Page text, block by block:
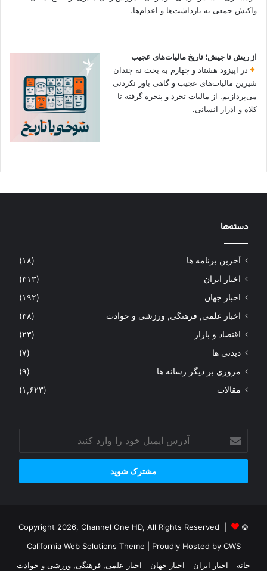
واکنش جمعی به بازداشت‌ها و اعدام‌ها.
از ریش تا جیش؛ تاریخ مالیات‌های عجیب
در اپیزود هشتاد و چهارم به بحث نه چندان
شیرین مالیات‌های عجیب و گاهی باور نکردنی‌
می‌پردازیم. از مالیات تجرد و پنجره گرفته تا
کلاه و ادرار انسانی.
دسته‌ها
آخرین برنامه ها
(۱۸)
اخبار ایران
(۳۱۳)
اخبار جهان
(۱۹۲)
اخبار علمی, فرهنگی, ورزشی و حوادث
(۳۸)
اقتصاد و بازار
(۲۳)
دیدنی ها
(۷)
مروری بر دیگر رسانه ها
(۹)
مقالات
(۱,۶۲۳)
ایمیل
خود
وارد
© Copyright 2026, Channel One HD, All Rights Reserved |
California Web Solutions Theme | Proudly Hosted by CWS
خانه
اخبار ایران اخبار جهان اخبار علمی, فرهنگی, ورزشی و حوادث